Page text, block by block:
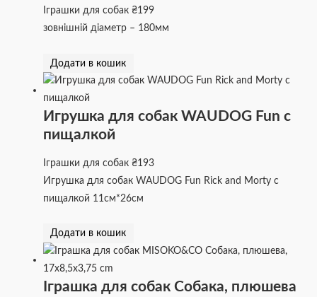
Іграшки для собак₴199
зовнішній діаметр – 180мм
Додати в кошик
Игрушка для собак WAUDOG Fun с
пищалкой
Іграшки для собак₴193
Игрушка для собак WAUDOG Fun Rick and Morty с
пищалкой 11см*26см
Додати в кошик
Іграшка для собак Собака, плюшева